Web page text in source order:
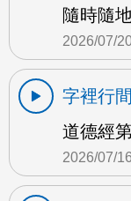
隨時隨
2026/07/
字裡行間
道德經
2026/07/16